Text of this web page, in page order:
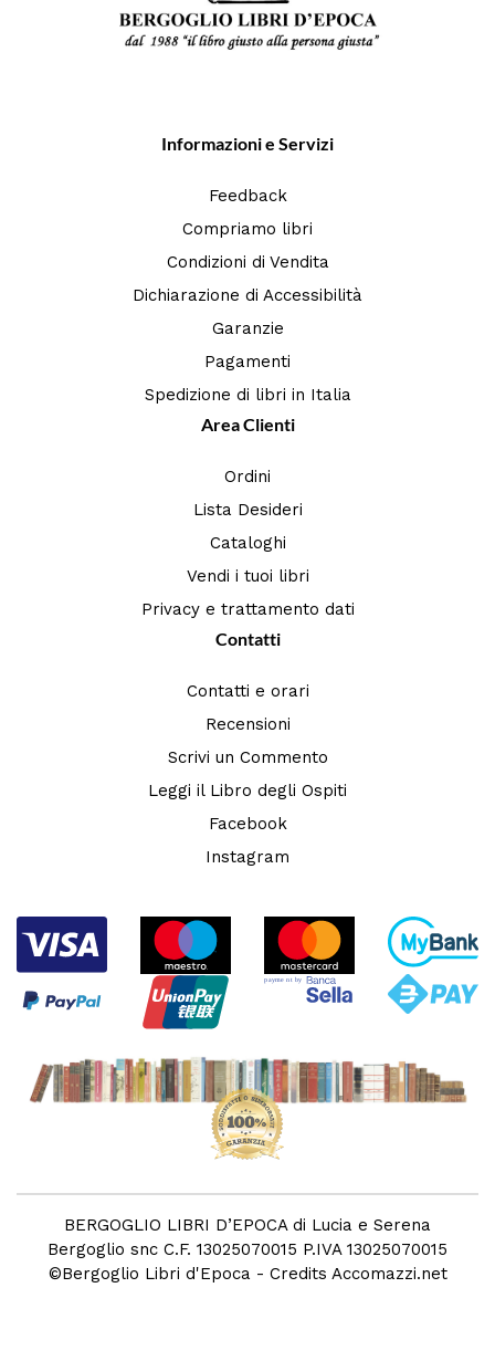
Informazioni e Servizi
Feedback
Compriamo libri
Condizioni di Vendita
Dichiarazione di Accessibilità
Garanzie
Pagamenti
Spedizione di libri in Italia
Area Clienti
Ordini
Lista Desideri
Cataloghi
Vendi i tuoi libri
Privacy e trattamento dati
Contatti
Contatti e orari
Recensioni
Scrivi un Commento
Leggi il Libro degli Ospiti
Facebook
Instagram
BERGOGLIO LIBRI D’EPOCA di Lucia e Serena
Bergoglio snc C.F. 13025070015 P.IVA 13025070015
©Bergoglio Libri d'Epoca - Credits Accomazzi.net